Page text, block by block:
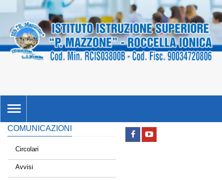
TOGGLE
NAVIGATION
COMUNICAZIONI
Circolari
Avvisi